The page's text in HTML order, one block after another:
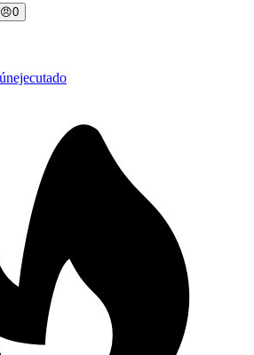
😠0
ejecutado